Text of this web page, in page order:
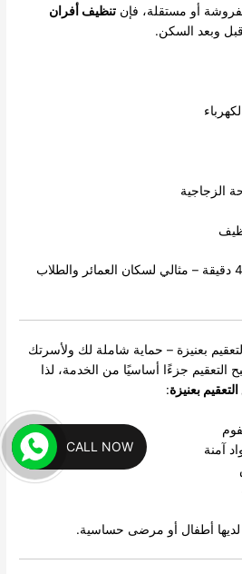
أو مستقلة، فإنتنظيف أفران
وبعد السكن.
الزجاجية
إنجاز سريع خلال 45 دقيقة – مثالي لسكان العمائر والطلاب
بعنيزة – حماية شاملة لك ولأسرتك
التعقيم جزءًا أساسيًا من الخدمة، لذا
بعنيزة:
آمنة
لديها أطفال أو مرضى حساسية.
CALL NOW